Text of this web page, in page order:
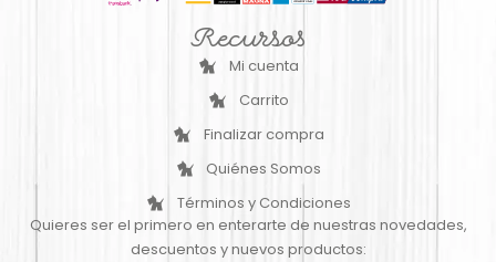
Recursos
Mi cuenta
Carrito
Finalizar compra
Quiénes Somos
Términos y Condiciones
Quieres ser el primero en enterarte de nuestras novedades,
descuentos y nuevos productos: